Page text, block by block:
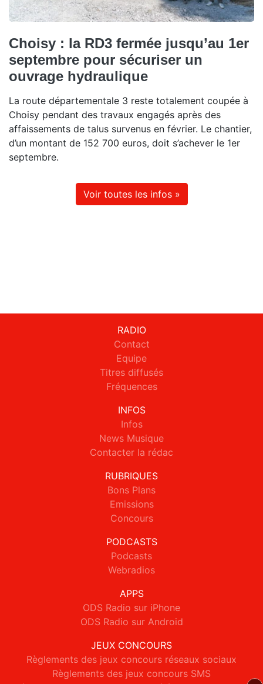
Choisy : la RD3 fermée jusqu’au 1er
septembre pour sécuriser un
ouvrage hydraulique
La route départementale 3 reste totalement coupée à
Choisy pendant des travaux engagés après des
affaissements de talus survenus en février. Le chantier,
d’un montant de 152 700 euros, doit s’achever le 1er
septembre.
Voir toutes les infos »
RADIO
Contact
Equipe
Titres diffusés
Fréquences
INFOS
Infos
News Musique
Contacter la rédac
RUBRIQUES
Bons Plans
Emissions
Concours
PODCASTS
Podcasts
Webradios
APPS
ODS Radio sur iPhone
ODS Radio sur Android
JEUX CONCOURS
Règlements des jeux concours réseaux sociaux
Règlements des jeux concours SMS